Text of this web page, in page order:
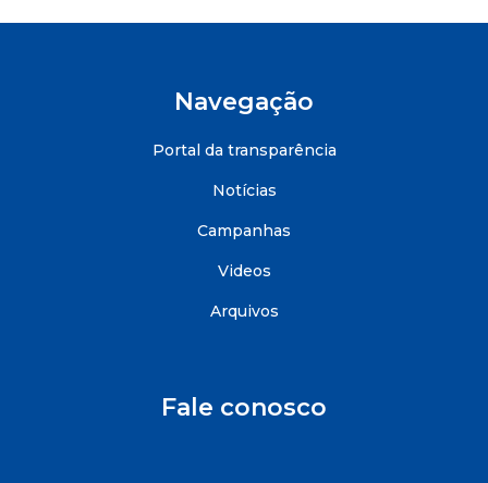
Navegação
Portal da transparência
Notícias
Campanhas
Videos
Arquivos
Fale conosco